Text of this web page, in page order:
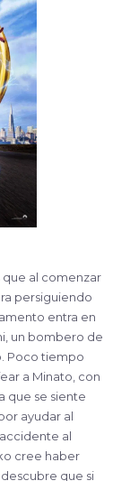
que al comenzar
persiguiendo
entra en
un bombero de
Poco tiempo
a Minato, con
que se siente
ayudar al
al
cree haber
que si